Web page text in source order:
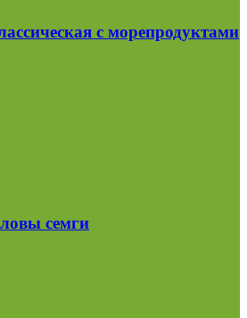
с морепродуктами
семги